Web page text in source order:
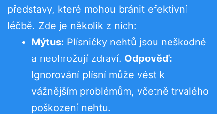
představy, které mohou bránit efektivní
léčbě. Zde je několik z nich:
Mýtus: Plísničky nehtů jsou neškodné
a neohrožují zdraví. Odpověď:
Ignorování plísní může vést k
vážnějším problémům, včetně trvalého
poškození nehtu.